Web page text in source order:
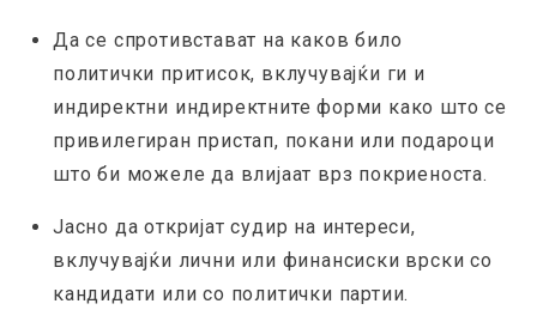
Да се спротивстават на каков било
политички притисок, вклучувајќи ги и
индиректни индиректните форми како што се
привилегиран пристап, покани или подароци
што би можеле да влијаат врз покриеноста.
Јасно да откријат судир на интереси,
вклучувајќи лични или финансиски врски со
кандидати или со политички партии.